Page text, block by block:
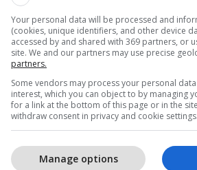
elektrike dhe të sigurojë
shqetësuese mungesën e
përfshirjen e Kosovës në
vullneti politik. Ndoshta jemi pak
ose të infrastrukturës
këtë projekt. Prandaj,
Your personal data will be processed and
(cookies, unique identifiers, and other device
accessed by and shared with 369 partners, or
site. We and our partners may use precise
partners.
Some vendors may process your personal
interest, which you can object to by managing
for a link at the bottom of this page or in the
withdraw consent in privacy and cookie settings.
Manage options